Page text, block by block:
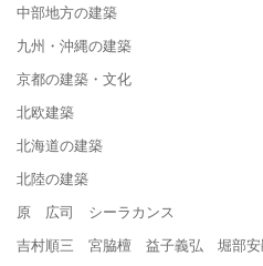
中部地方の建築
九州・沖縄の建築
京都の建築・文化
北欧建築
北海道の建築
北陸の建築
原 広司 シーラカンス
吉村順三 宮脇檀 益子義弘 堀部安